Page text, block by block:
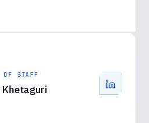
OF STAFF
Khetaguri